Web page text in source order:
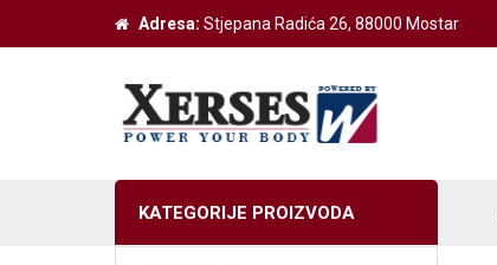
Adresa: Stjepana Radića 26, 88000 Mostar
KATEGORIJE PROIZVODA